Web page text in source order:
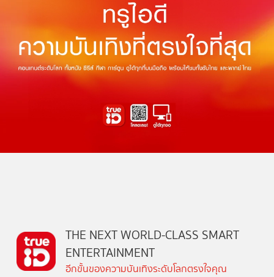
THE NEXT WORLD-CLASS SMART
ENTERTAINMENT
อีกขั้นของความบันเทิงระดับโลกตรงใจคุณ